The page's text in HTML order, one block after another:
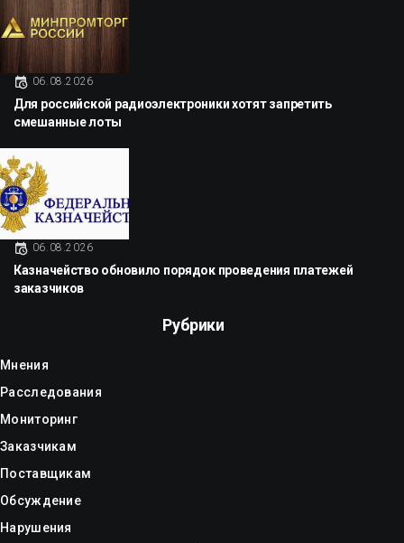
06.08.2026
Для российской радиоэлектроники хотят запретить
смешанные лоты
06.08.2026
Казначейство обновило порядок проведения платежей
заказчиков
Рубрики
Мнения
Расследования
Мониторинг
Заказчикам
Поставщикам
Обсуждение
Нарушения